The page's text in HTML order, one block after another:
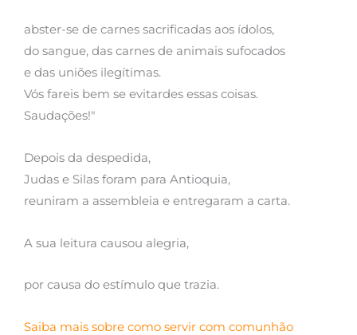
abster-se de carnes sacrificadas aos ídolos,
do sangue, das carnes de animais sufocados
e das uniões ilegítimas.
Vós fareis bem se evitardes essas coisas.
Saudações!"
Depois da despedida,
Judas e Silas foram para Antioquia,
reuniram a assembleia e entregaram a carta.
A sua leitura causou alegria,
por causa do estímulo que trazia.
Saiba mais sobre como servir com comunhão